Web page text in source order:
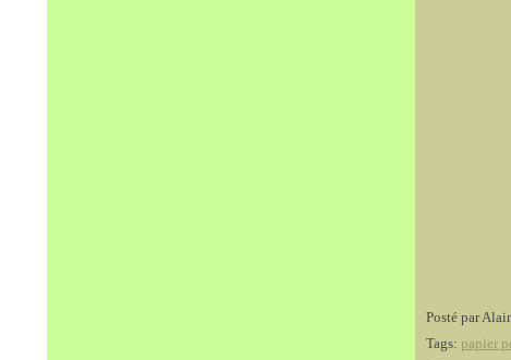
Posté par
Tags: papier